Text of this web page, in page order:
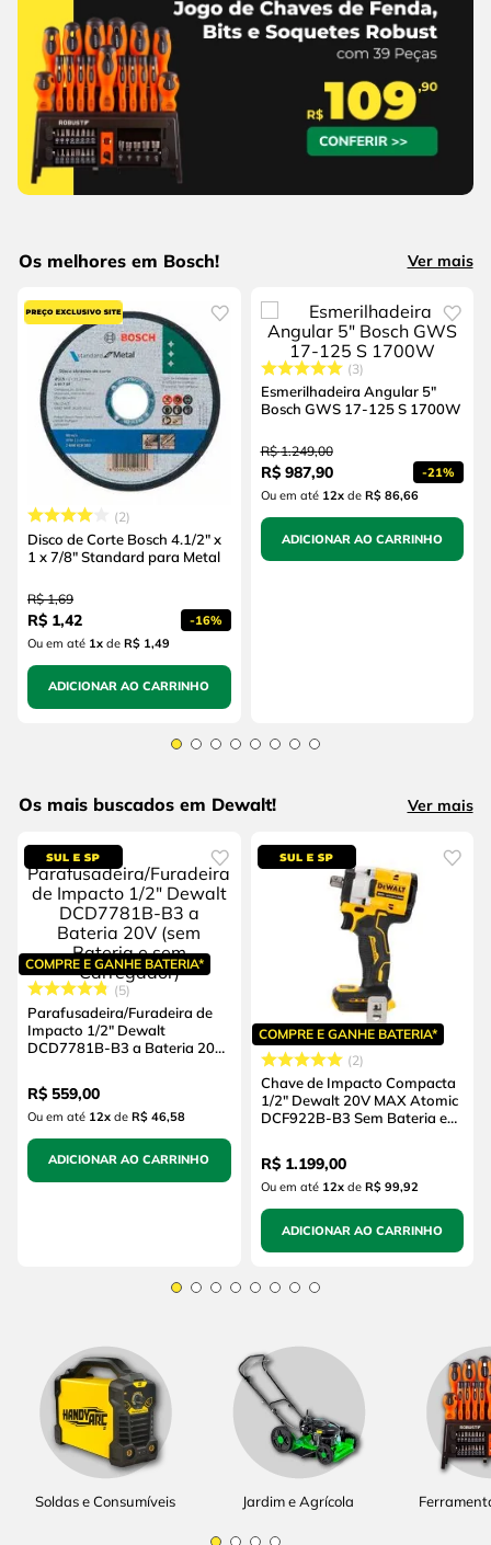
Os melhores em Bosch! Ver mais
2
Disco de Corte Bosch 4.1/2" x
1 x 7/8" Standard para Metal
R$ 1,69
R$ 1,42 -16%
Ou em até 1x de R$ 1,49
ADICIONAR AO CARRINHO
3
Esmerilhadeira Angular 5"
Bosch GWS 17-125 S 1700W
R$ 1.249,00
R$ 987,90 -21%
Ou em até 12xde R$ 86,66
ADICIONAR AO CARRINHO
Os mais buscados em Dewalt! Ver mais
COMPRE E GANHE BATERIA*
5
Parafusadeira/Furadeira de
Impacto 1/2" Dewalt
DCD7781B-B3 a Bateria 20V
Carregador)
R$ 559,00
Ou em até 12x de R$ 46,58
ADICIONAR AO CARRINHO
COMPRE E GANHE BATERIA*
2
Chave de Impacto Compacta
1/2" Dewalt 20V MAX Atomic
DCF922B-B3 Sem Bateria e
R$ 1.199,00
Ou em até 12xde R$ 99,92
ADICIONAR AO CARRINHO
Soldas e Consumíveis Jardim e Agrícola